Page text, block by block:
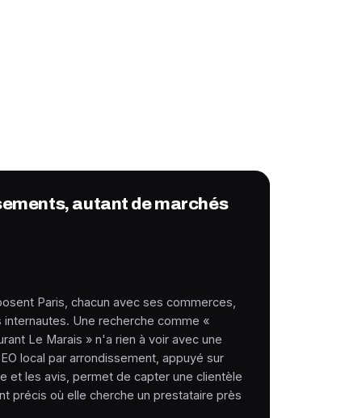
autant de marchés
Paris, chacun avec ses commerces,
Une recherche comme «
Le Marais » n'a rien à voir avec une
local par arrondissement, appuyé sur
et les avis, permet de capter une clientèle
précis où elle cherche un prestataire près